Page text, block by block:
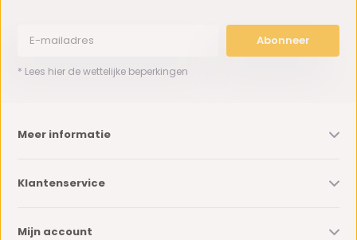
Abonneer
* Lees hier de wettelijke beperkingen
Meer informatie
Klantenservice
Mijn account